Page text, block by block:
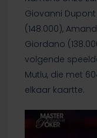
Giovanni
(148.000),
Giordano
volgende
Mutlu, die met
elkaar kaartte.